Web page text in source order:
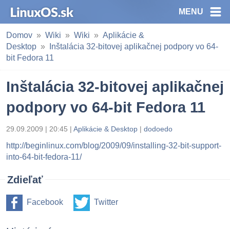
MENU
Domov Wiki Wiki
Aplikácie &
Desktop
Inštalácia 32-bitovej aplikačnej podpory vo 64-
bit Fedora 11
Inštalácia 32-bitovej aplikačnej
podpory vo 64-bit Fedora 11
29.09.2009 | 20:45 | Aplikácie & Desktop | dodoedo
http://beginlinux.com/blog/2009/09/installing-32-bit-support-
into-64-bit-fedora-11/
Zdieľať
Facebook Twitter